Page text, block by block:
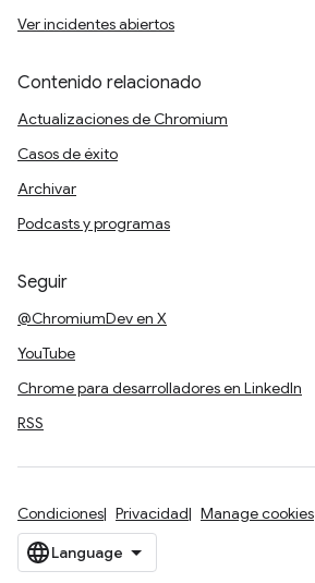
Ver incidentes abiertos
Contenido relacionado
Actualizaciones de Chromium
Casos de éxito
Archivar
Podcasts y programas
Seguir
@ChromiumDev en X
YouTube
Chrome para desarrolladores en LinkedIn
RSS
Condiciones Privacidad Manage cookies